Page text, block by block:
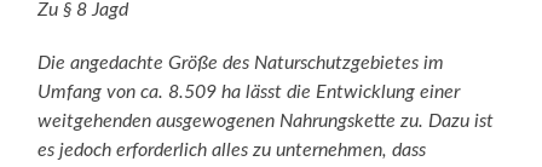
Zu § 8 Jagd
Die angedachte Größe des Naturschutzgebietes im
Umfang von ca. 8.509 ha lässt die Entwicklung einer
weitgehenden ausgewogenen Nahrungskette zu. Dazu ist
es jedoch erforderlich alles zu unternehmen, dass